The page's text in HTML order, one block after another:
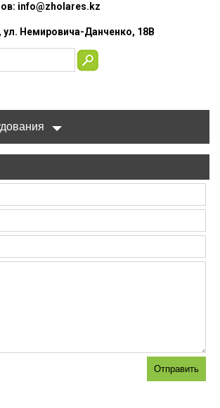
info@zholares.kz
Немировича-Данченко, 18В